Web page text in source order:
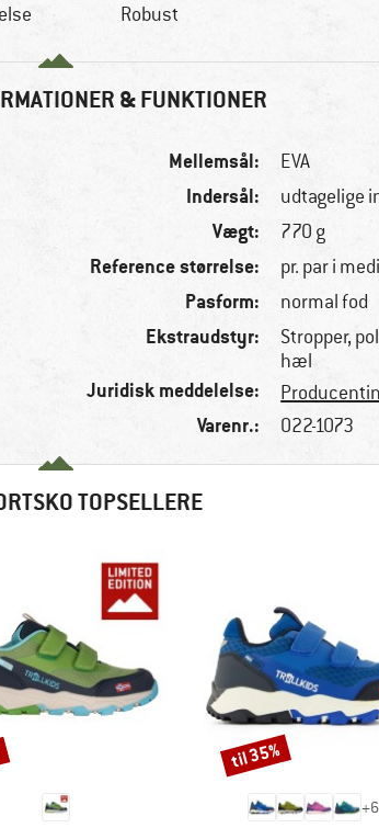
Robust
& FUNKTIONER
Mellemsål: EVA
Indersål: udtagelige
Vægt: 770 g
Reference størrelse: pr. par i
Pasform: normal fod
Ekstraudstyr:
Stropper,
hæl
Juridisk meddelelse:
Varenr.: 022-1073
TOPSELLERE
+6
Rabat
til 35%